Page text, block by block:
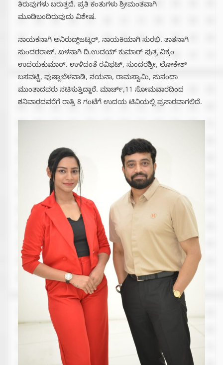
ತಿರುವುಗಳು ಬರುತ್ತದೆ. ಪ್ರತಿ ಕಂತುಗಳು ಶ್ರೀಮಂತವಾಗಿ
ಮೂಡಿಬಂದಿರುವುದು ವಿಶೇಷ.
ನಾಯಕನಾಗಿ ಅನಿರುದ್ದ್‌ಜಟ್ಕರ್, ನಾಯಕಿಯಾಗಿ ಸುರಭಿ. ತಾತನಾಗಿ
ಸುಂದರರಾಜ್, ಖಳನಾಗಿ ದಿ.ಉದಯ್‌ ಕುಮಾರ್ ಪುತ್ರ ವಿಕ್ರಂ
ಉದಯಕುಮಾರ್. ಉಳಿದಂತೆ ರವಿಭಟ್, ಸುಂದರಶ್ರೀ, ಲೋಕೇಶ್‌
ಬಸವಟ್ಟಿ, ಪುಷ್ಪಾಬೆಳವಾಡಿ, ನಯನಾ, ರಾಮಸ್ವಾಮಿ, ಸುನಂದಾ
ಮುಂತಾದವರು ನಟಿಸುತ್ತಿದ್ದಾರೆ. ಮಾರ್ಚ್,11 ಸೋಮವಾರದಿಂದ
ಶನಿವಾರದವರೆಗೆ ರಾತ್ರಿ 8 ಗಂಟೆಗೆ ಉದಯ ಟಿವಿಯಲ್ಲಿ ಪ್ರಸಾರವಾಗಲಿದೆ.